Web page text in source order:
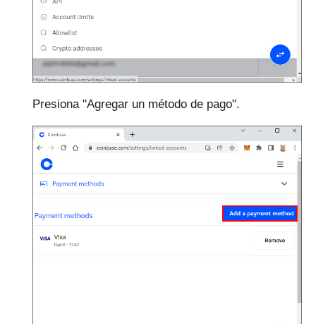
Presiona "Agregar un método de pago".